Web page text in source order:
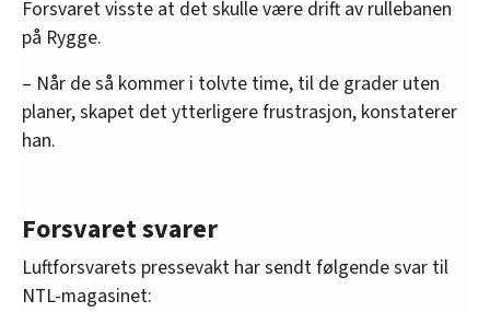
Forsvaret visste at det skulle være drift av rullebanen
på Rygge.
– Når de så kommer i tolvte time, til de grader uten
planer, skapet det ytterligere frustrasjon, konstaterer
han.
Forsvaret svarer
Luftforsvarets pressevakt har sendt følgende svar til
NTL-magasinet: